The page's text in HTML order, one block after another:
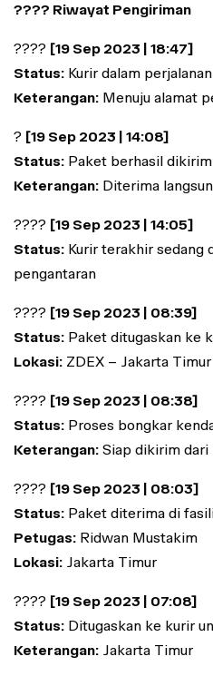
???? Riwayat Pengiriman
???? [19 Sep 2023 | 18:47]
Status: Kurir dalam
Keterangan: Menuju alamat
? [19 Sep 2023 | 14:08]
Status: Paket berhasil dikirim
Keterangan: Diterima
???? [19 Sep 2023 | 14:05]
Status: Kurir terakhir sedang
pengantaran
???? [19 Sep 2023 | 08:39]
Status: Paket ditugaskan ke
Lokasi: ZDEX – Jakarta Timur
???? [19 Sep 2023 | 08:38]
Status: Proses bongkar
Keterangan: Siap dikirim dari
???? [19 Sep 2023 | 08:03]
Status: Paket diterima di
Petugas: Ridwan Mustakim
Lokasi: Jakarta Timur
???? [19 Sep 2023 | 07:08]
Status: Ditugaskan ke kurir
Keterangan: Jakarta Timur